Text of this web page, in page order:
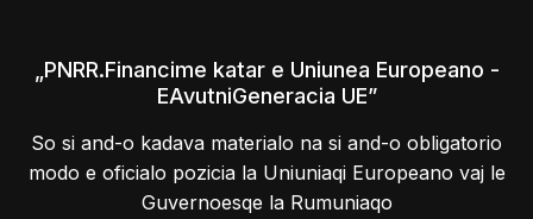
„PNRR.Financime katar e Uniunea Europeano -
EAvutniGeneracia UE”
So si and-o kadava materialo na si and-o obligatorio
modo e oficialo pozicia la Uniuniaqi Europeano vaj le
Guvernoesqe la Rumuniaqo